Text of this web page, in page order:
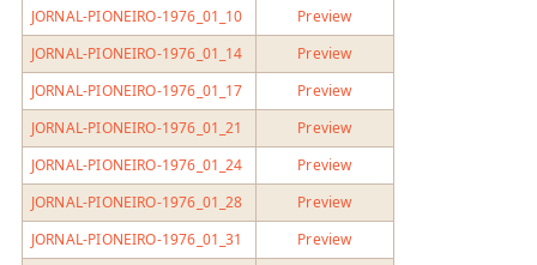
JORNAL-PIONEIRO-1976_01_10
Preview
JORNAL-PIONEIRO-1976_01_14
Preview
JORNAL-PIONEIRO-1976_01_17
Preview
JORNAL-PIONEIRO-1976_01_21
Preview
JORNAL-PIONEIRO-1976_01_24
Preview
JORNAL-PIONEIRO-1976_01_28
Preview
JORNAL-PIONEIRO-1976_01_31
Preview